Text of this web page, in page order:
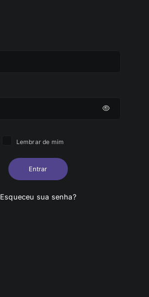
Lembrar de mim
Entrar
Esqueceu sua senha?